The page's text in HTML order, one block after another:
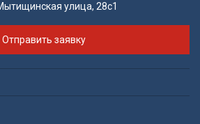
улица, 28с1
Отправить заявку